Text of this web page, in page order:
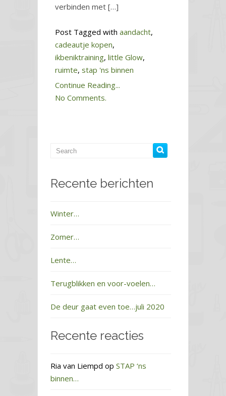
verbinden met […]
Post Tagged with aandacht,
cadeautje kopen,
ikbeniktraining, little Glow,
ruimte, stap 'ns binnen
Continue Reading...
No Comments.
Recente berichten
Winter…
Zomer…
Lente…
Terugblikken en voor-voelen…
De deur gaat even toe…juli 2020
Recente reacties
Ria van Liempd op STAP ‘ns
binnen…